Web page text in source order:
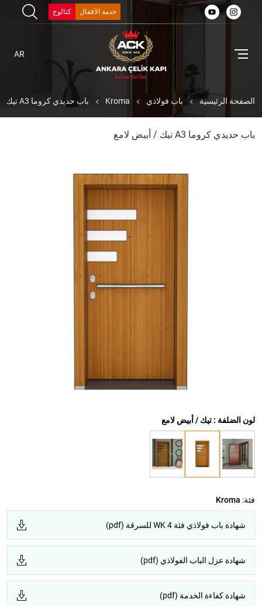
خدمة الأقفال كتالوج
AR
الصفحة الرئيسية باب فولاذي Kroma باب حديدي كروما A3 تيك / أبيض لامع
باب حديدي كروما A3 تيك / أبيض لامع
لون الضلفة : تيك / أبيض لامع
فئة: Kroma
شهادة باب فولاذي فئة WK 4 للسرقة (pdf)
شهادة عزل الباب الفولاذي (pdf)
شهادة كفاءة الخدمة (pdf)